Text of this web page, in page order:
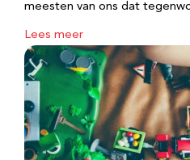
meesten van ons dat
Lees meer